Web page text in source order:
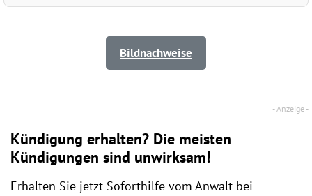
Bildnachweise
Kündigung erhalten? Die meisten
Kündigungen sind unwirksam!
Erhalten Sie jetzt Soforthilfe vom Anwalt bei